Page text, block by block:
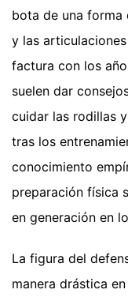
bota de una forma
y las
factura con los
suelen dar
cuidar las rodillas
tras los
conocimiento
preparación física
en generación en
La figura del
manera drástica